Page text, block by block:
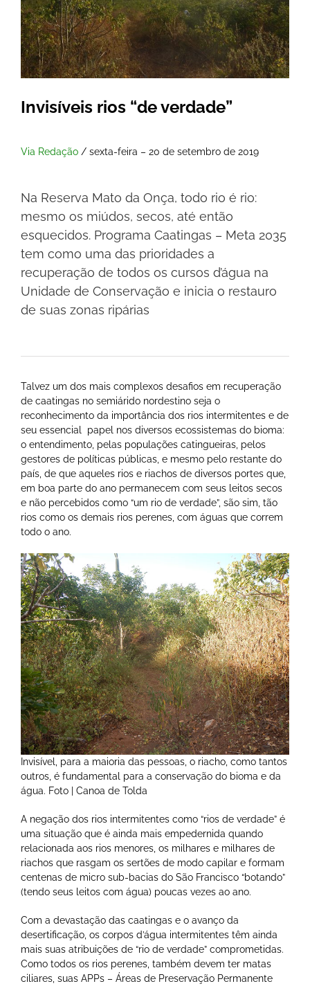
Invisíveis rios “de verdade”
Via Redação / sexta-feira – 20 de setembro de 2019
Na Reserva Mato da Onça, todo rio é rio:
mesmo os miúdos, secos, até então
esquecidos. Programa Caatingas – Meta 2035
tem como uma das prioridades a
recuperação de todos os cursos d’água na
Unidade de Conservação e inicia o restauro
de suas zonas ripárias
Talvez um dos mais complexos desafios em recuperação
de caatingas no semiárido nordestino seja o
reconhecimento da importância dos rios intermitentes e de
seu essencial papel nos diversos ecossistemas do bioma:
o entendimento, pelas populações catingueiras, pelos
gestores de políticas públicas, e mesmo pelo restante do
país, de que aqueles rios e riachos de diversos portes que,
em boa parte do ano permanecem com seus leitos secos
e não percebidos como “um rio de verdade”, são sim, tão
rios como os demais rios perenes, com águas que correm
todo o ano.
Invisível, para a maioria das pessoas, o riacho, como tantos
outros, é fundamental para a conservação do bioma e da
água. Foto | Canoa de Tolda
A negação dos rios intermitentes como “rios de verdade” é
uma situação que é ainda mais empedernida quando
relacionada aos rios menores, os milhares e milhares de
riachos que rasgam os sertões de modo capilar e formam
centenas de micro sub-bacias do São Francisco “botando”
(tendo seus leitos com água) poucas vezes ao ano.
Com a devastação das caatingas e o avanço da
desertificação, os corpos d’água intermitentes têm ainda
mais suas atribuições de “rio de verdade” comprometidas.
Como todos os rios perenes, também devem ter matas
ciliares, suas APPs – Áreas de Preservação Permanente